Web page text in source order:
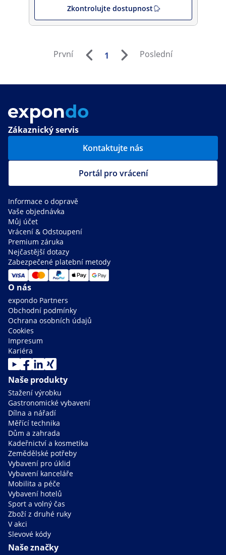
Zkontrolujte dostupnost
První 1 Poslední
Zákaznický servis
Kontaktujte nás
Portál pro vrácení
Informace o dopravě
Vaše objednávka
Můj účet
Vrácení & Odstoupení
Premium záruka
Nejčastější dotazy
Zabezpečené platební metody
O nás
expondo Partners
Obchodní podmínky
Ochrana osobních údajů
Cookies
Impresum
Kariéra
Naše produkty
Stažení výrobku
Gastronomické vybavení
Dílna a nářadí
Měřící technika
Dům a zahrada
Kadeřnictví a kosmetika
Zemědělské potřeby
Vybavení pro úklid
Vybavení kanceláře
Mobilita a péče
Vybavení hotelů
Sport a volný čas
Zboží z druhé ruky
V akci
Slevové kódy
Naše značky